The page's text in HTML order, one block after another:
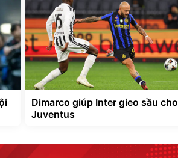
Dimarco giúp Inter gieo sầu cho
Juventus